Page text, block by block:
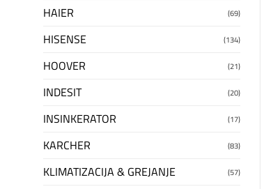
HAIER (69)
HISENSE (134)
HOOVER (21)
INDESIT (20)
INSINKERATOR (17)
KARCHER (83)
KLIMATIZACIJA & GREJANJE (57)